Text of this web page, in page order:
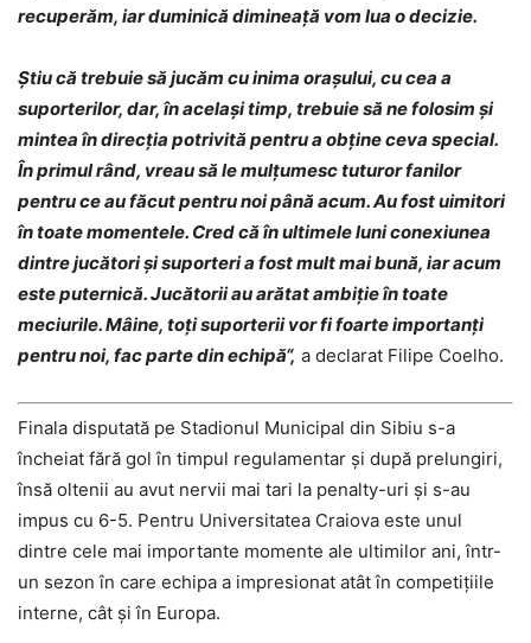
recuperăm, iar duminică dimineață vom lua o decizie.
Știu că trebuie să jucăm cu inima orașului, cu cea a
suporterilor, dar, în același timp, trebuie să ne folosim și
mintea în direcția potrivită pentru a obține ceva special.
În primul rând, vreau să le mulțumesc tuturor fanilor
pentru ce au făcut pentru noi până acum. Au fost uimitori
în toate momentele. Cred că în ultimele luni conexiunea
dintre jucători și suporteri a fost mult mai bună, iar acum
este puternică. Jucătorii au arătat ambiție în toate
meciurile. Mâine, toți suporterii vor fi foarte importanți
pentru noi, fac parte din echipă“, a declarat Filipe Coelho.
Finala disputată pe Stadionul Municipal din Sibiu s-a
încheiat fără gol în timpul regulamentar și după prelungiri,
însă oltenii au avut nervii mai tari la penalty-uri și s-au
impus cu 6-5. Pentru Universitatea Craiova este unul
dintre cele mai importante momente ale ultimilor ani, într-
un sezon în care echipa a impresionat atât în competițiile
interne, cât și în Europa.